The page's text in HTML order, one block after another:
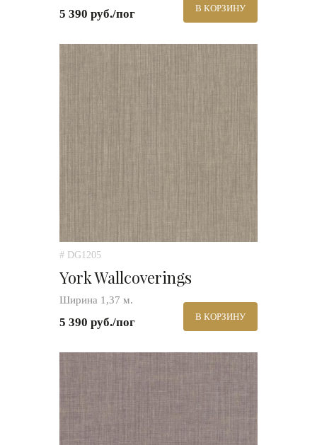
5 390 руб./пог В КОРЗИНУ
# DG1205
York Wallcoverings
Ширина 1,37 м.
5 390 руб./пог В КОРЗИНУ